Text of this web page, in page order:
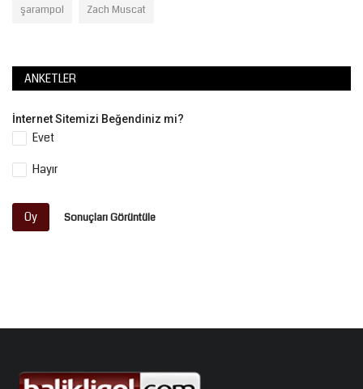
şarampol Zach Muscat
ANKETLER
İnternet Sitemizi Beğendiniz mi?
Evet
Hayır
Oy Sonuçları Görüntüle